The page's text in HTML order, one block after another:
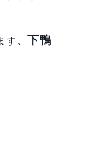
す、 下鴨